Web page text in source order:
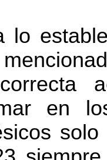
lo
en